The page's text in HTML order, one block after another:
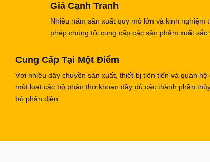
Giá Cạnh Tranh
Nhiều năm sản xuất quy mô lớn và kinh
phép chúng tôi cung cấp các sản phẩm xuất
Cung Cấp Tại Một Điểm
Với nhiều dây chuyền sản xuất, thiết bị tiên tiến và quan
một loạt các bộ phận thợ khoan đầy đủ các thành phần
bộ phận điện.